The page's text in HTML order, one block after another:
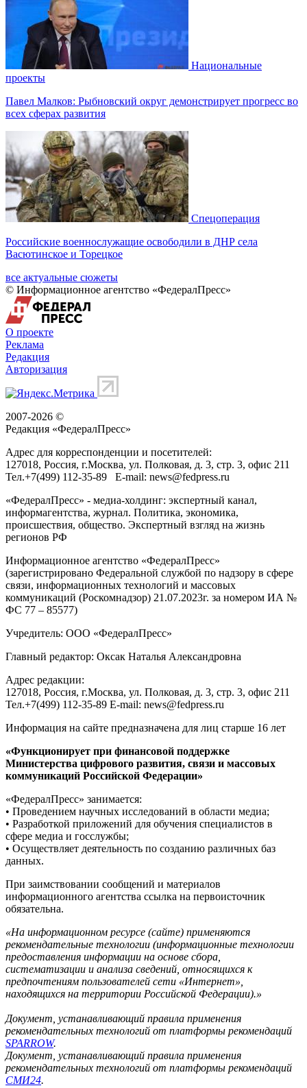
Национальные
проекты
Павел Малков: Рыбновский округ демонстрирует прогресс во
всех сферах развития
Спецоперация
Российские военнослужащие освободили в ДНР села
Васютинское и Торецкое
все актуальные сюжеты
© Информационное агентство «ФедералПресс»
О проекте
Реклама
Редакция
Авторизация
2007-2026 ©
Редакция «ФедералПресс»
Адрес для корреспонденции и посетителей:
127018, Россия, г.Москва, ул. Полковая, д. 3, стр. 3, офис 211
Тел.+7(499) 112-35-89 E-mail: news@fedpress.ru
«ФедералПресс» - медиа-холдинг: экспертный канал,
информагентства, журнал. Политика, экономика,
происшествия, общество. Экспертный взгляд на жизнь
регионов РФ
Информационное агентство «ФедералПресс»
(зарегистрировано Федеральной службой по надзору в сфере
связи, информационных технологий и массовых
коммуникаций (Роскомнадзор) 21.07.2023г. за номером ИА №
ФС 77 – 85577)
Учредитель: ООО «ФедералПресс»
Главный редактор: Оксак Наталья Александровна
Адрес редакции:
127018, Россия, г.Москва, ул. Полковая, д. 3, стр. 3, офис 211
Тел.+7(499) 112-35-89 E-mail: news@fedpress.ru
Информация на сайте предназначена для лиц старше 16 лет
«Функционирует при финансовой поддержке
Министерства цифрового развития, связи и массовых
коммуникаций Российской Федерации»
«ФедералПресс» занимается:
• Проведением научных исследований в области медиа;
• Разработкой приложений для обучения специалистов в
сфере медиа и госслужбы;
• Осуществляет деятельность по созданию различных баз
данных.
При заимствовании сообщений и материалов
информационного агентства ссылка на первоисточник
обязательна.
«На информационном ресурсе (сайте) применяются
рекомендательные технологии (информационные технологии
предоставления информации на основе сбора,
систематизации и анализа сведений, относящихся к
предпочтениям пользователей сети «Интернет»,
находящихся на территории Российской Федерации).»
Документ, устанавливающий правила применения
рекомендательных технологий от платформы рекомендаций
SPARROW.
Документ, устанавливающий правила применения
рекомендательных технологий от платформы рекомендаций
СМИ24.